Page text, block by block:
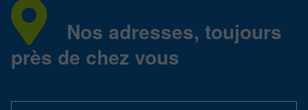
Nos adresses, toujours
près de chez vous